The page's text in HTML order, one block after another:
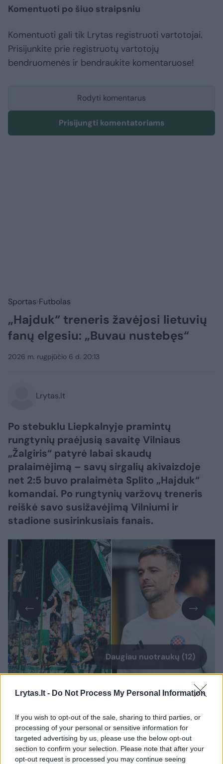
Lrytas.lt - Do Not Process My Personal Information
If you wish to opt-out of the sale, sharing to third parties, or
processing of your personal or sensitive information for
targeted advertising by us, please use the below opt-out
section to confirm your selection. Please note that after your
opt-out request is processed you may continue seeing
Komentuoti po šiuo straipsniu
Komentuoti gali tik Lrytas registruoti vartotojai.
Prisijunkite prie registruotų vartotojų
bendruomenės ir bendraukite komentaruose!
Rodyti komentarus
Prisijungti komentatoriams
Sportas Futbolas
„Hajduk“ treneris žavėjosi lietuvių
fanų elgesiu: „Buvau nustebęs“
2026 m. rugpjūčio 6 d. 20:13
Lrytas.lt
Po stebuklu Liepkalnyje pramintų
rungtynių praėjusią savaitę Vilniaus
„Žalgiris“ patyrė labai skaudų
pralaimėjimą – savų sirgalių akivaizdoje
net 2:5 buvo pralaimėta Splito „Hajduk“
komandai. Po rungtynių varžovų treneris
reiškė savo susižavėjimą Vilniumi ir
stadione susirinkusiais fanais.
Daugiau nuotraukų (12)
Jau nuo pat pradžių svečiai iš Kroatijos
paėmė rungtynių kontrolę į savo rankas:
ketvirtąją minutę buvo paskirtas baudinys,
kurį netrukus realizavo Michele Sego. Dar po
9 minučių – 14-ąją susitikimo minutę – į